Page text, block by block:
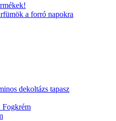
a forró napokra
dekoltázs tapasz